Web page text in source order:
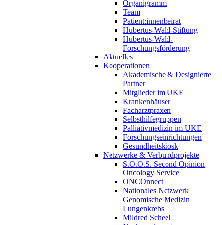
Organigramm
Team
Patient:innenbeirat
Hubertus-Wald-Stiftung
Hubertus-Wald-
Forschungsförderung
Aktuelles
Kooperationen
Akademische & Designierte
Partner
Mitglieder im UKE
Krankenhäuser
Facharztpraxen
Selbsthilfegruppen
Palliativmedizin im UKE
Forschungseinrichtungen
Gesundheitskiosk
Netzwerke & Verbundprojekte
S.O.O.S. Second Opinion
Oncology Service
ONCOnnect
Nationales Netzwerk
Genomische Medizin
Lungenkrebs
Mildred Scheel